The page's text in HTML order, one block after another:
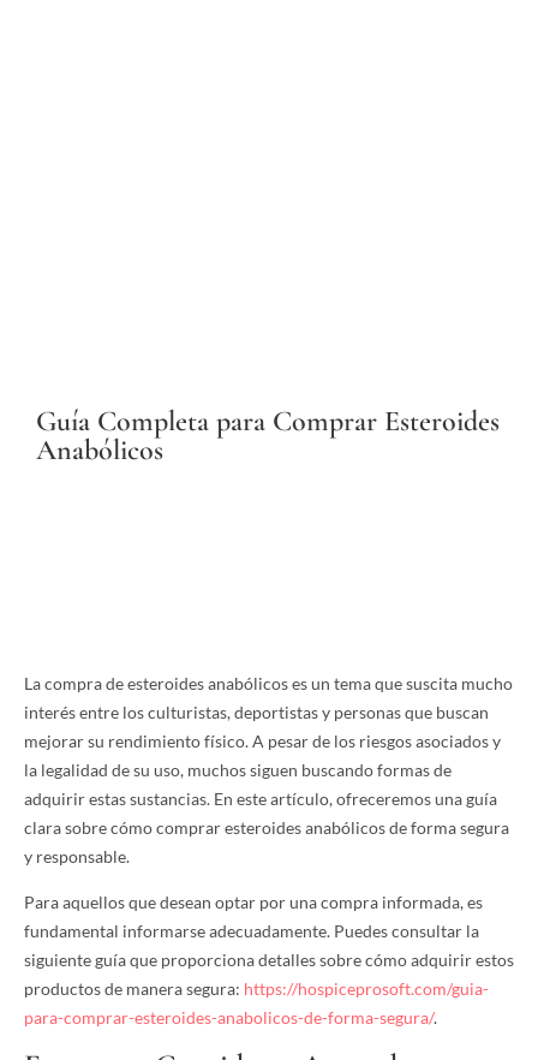
Guía Completa para Comprar Esteroides
Anabólicos
La compra de esteroides anabólicos es un tema que suscita mucho
interés entre los culturistas, deportistas y personas que buscan
mejorar su rendimiento físico. A pesar de los riesgos asociados y
la legalidad de su uso, muchos siguen buscando formas de
adquirir estas sustancias. En este artículo, ofreceremos una guía
clara sobre cómo comprar esteroides anabólicos de forma segura
y responsable.
Para aquellos que desean optar por una compra informada, es
fundamental informarse adecuadamente. Puedes consultar la
siguiente guía que proporciona detalles sobre cómo adquirir estos
productos de manera segura: https://hospiceprosoft.com/guia-
para-comprar-esteroides-anabolicos-de-forma-segura/.